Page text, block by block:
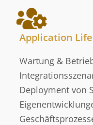
Application
Wartung &
Deployment von